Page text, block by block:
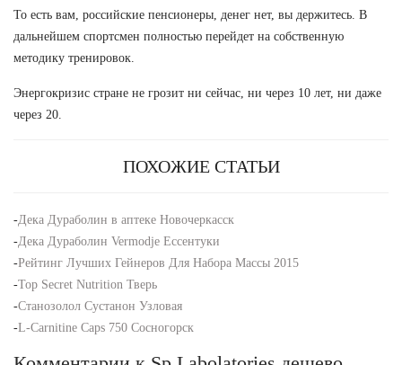
То есть вам, российские пенсионеры, денег нет, вы держитесь. В
дальнейшем спортсмен полностью перейдет на собственную
методику тренировок.
Энергокризис стране не грозит ни сейчас, ни через 10 лет, ни даже
через 20.
ПОХОЖИЕ СТАТЬИ
-Дека Дураболин в аптеке Новочеркасск
-Дека Дураболин Vermodje Ессентуки
-Рейтинг Лучших Гейнеров Для Набора Массы 2015
-Top Secret Nutrition Тверь
-Станозолол Сустанон Узловая
-L-Carnitine Caps 750 Сосногорск